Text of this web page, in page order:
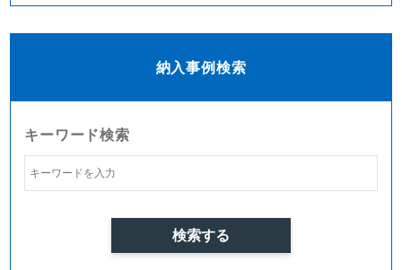
納入事例検索
キーワード検索